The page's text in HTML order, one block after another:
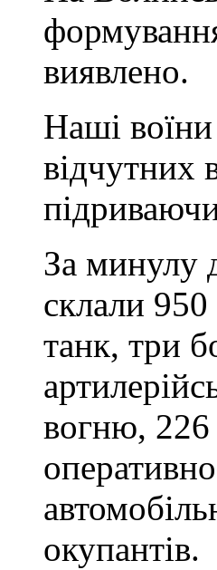
виявлено.
Наші
відчутних
За минулу
склали
танк, три
вогню, 226
окупантів.